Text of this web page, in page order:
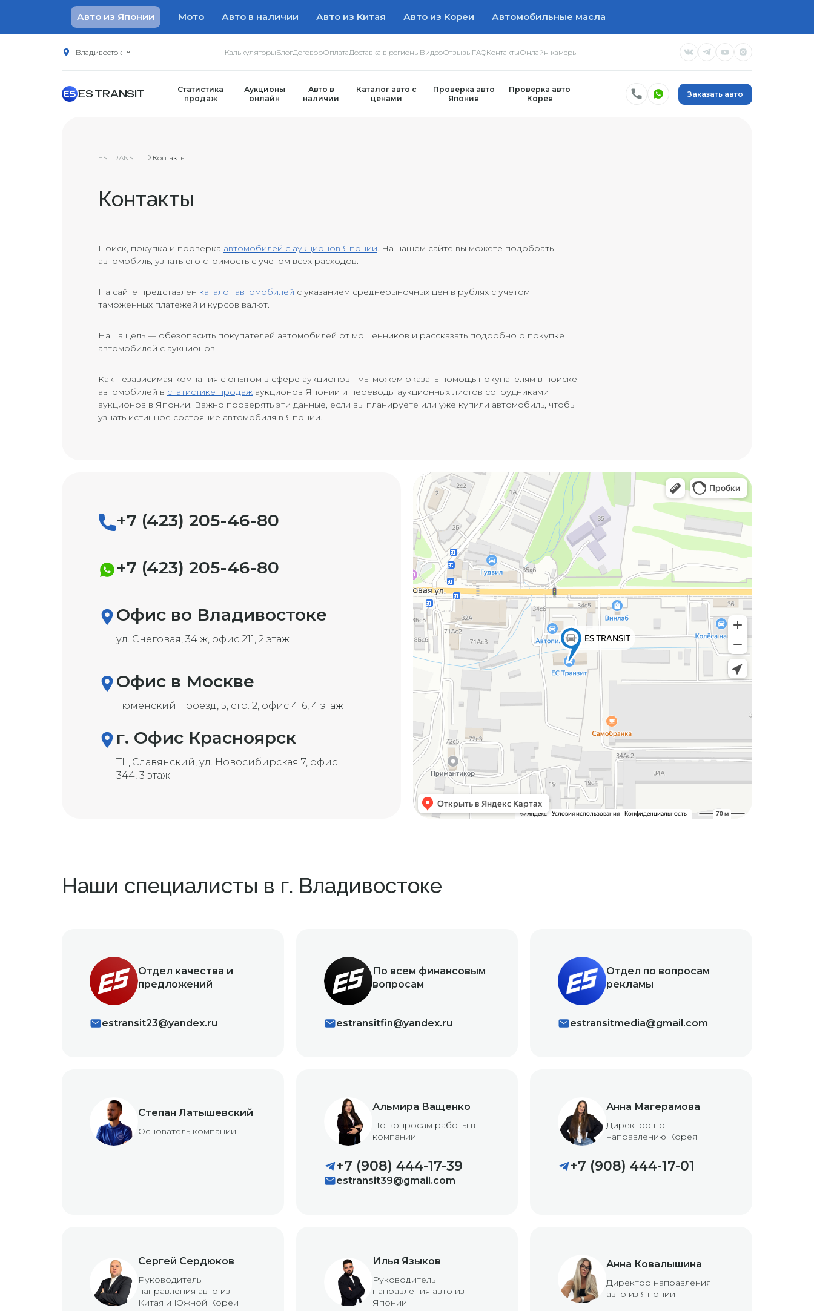
Авто из Японии Мото Авто в наличии Авто из Китая Авто из Кореи Автомобильные масла
Владивосток КалькуляторыБлогДоговорОплатаДоставка в регионыВидеоОтзывыFAQКонтактыОнлайн камеры
ES TRANSIT
Статистика
продаж
Аукционы
онлайн
Авто в
наличии
Каталог авто с
ценами
Проверка авто
Япония
Проверка авто
Корея
Заказать авто
ES TRANSIT Контакты
Контакты
Поиск, покупка и проверка автомобилей с аукционов Японии. На нашем сайте вы можете подобрать
автомобиль, узнать его стоимость с учетом всех расходов.
На сайте представлен каталог автомобилей с указанием среднерыночных цен в рублях с учетом
таможенных платежей и курсов валют.
Наша цель — обезопасить покупателей автомобилей от мошенников и рассказать подробно о покупке
автомобилей с аукционов.
Как независимая компания с опытом в сфере аукционов - мы можем оказать помощь покупателям в поиске
автомобилей в статистике продаж аукционов Японии и переводы аукционных листов сотрудниками
аукционов в Японии. Важно проверять эти данные, если вы планируете или уже купили автомобиль, чтобы
узнать истинное состояние автомобиля в Японии.
+7 (423) 205-46-80
+7 (423) 205-46-80
Офиc во Владивостоке
ул. Снеговая, 34 ж, офис 211, 2 этаж
Офиc в Москве
Тюменский проезд, 5, стр. 2, офис 416, 4 этаж
г. Офис Красноярск
ТЦ ​Славянский, ​ул. Новосибирская 7, офис ​
344, 3 этаж
Наши специалисты в г. Владивостоке
Отдел качества и
предложений
estransit23@yandex.ru
По всем финансовым
вопросам
estransitfin@yandex.ru
Отдел по вопросам
рекламы
estransitmedia@gmail.com
Степан Латышевский
Основатель компании
Альмира Ващенко
По вопросам работы в
компании
+7 (908) 444-17-39
estransit39@gmail.com
Анна Магерамова
Директор по
направлению Корея
+7 (908) 444-17-01
Сергей Сердюков
Руководитель
направления авто из
Китая и Южной Кореи
Илья Языков
Руководитель
направления авто из
Японии
Анна Ковалышина
Директор направления
авто из Японии